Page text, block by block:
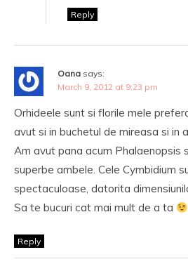
Reply
Oana says:
March 9, 2012 at 9:23 pm
Orhideele sunt si florile mele
avut si in buchetul de mireasa si in
Am avut pana acum Phalaenopsis
superbe ambele. Cele Cymbidium
spectaculoase, datorita
Sa te bucuri cat mai mult de a ta
Reply